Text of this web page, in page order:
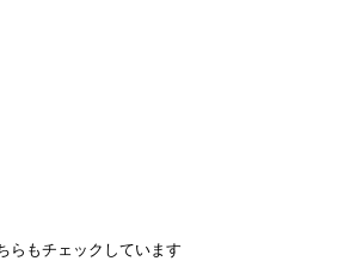
らもチェックしています